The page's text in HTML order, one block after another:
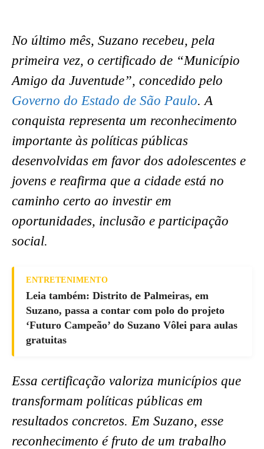
No último mês, Suzano recebeu, pela
primeira vez, o certificado de “Município
Amigo da Juventude”, concedido pelo
Governo do Estado de São Paulo. A
conquista representa um reconhecimento
importante às políticas públicas
desenvolvidas em favor dos adolescentes e
jovens e reafirma que a cidade está no
caminho certo ao investir em
oportunidades, inclusão e participação
social.
ENTRETENIMENTO
Leia também: Distrito de Palmeiras, em
Suzano, passa a contar com polo do projeto
‘Futuro Campeão’ do Suzano Vôlei para aulas
gratuitas
Essa certificação valoriza municípios que
transformam políticas públicas em
resultados concretos. Em Suzano, esse
reconhecimento é fruto de um trabalho